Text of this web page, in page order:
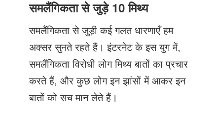
Just Poocho
संपर्क करें
समलैंगिकता से जुड़े 10 मिथ्य
समलैंगिकता से जुड़ी कई गलत धारणाएँ हम
अक्सर सुनते रहते हैं। इंटरनेट के इस युग में,
समलैंगिकता विरोधी लोग मिथ्य बातों का प्रचार
करते हैं, और कुछ लोग इन झांसों में आकर इन
बातों को सच मान लेते हैं।